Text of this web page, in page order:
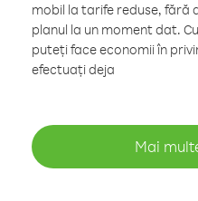
mobil la tarife reduse, fără
planul la un moment dat.
puteți face economii în
efectuați deja
Mai